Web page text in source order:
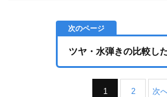
ツヤ・水弾きの比較し
1 2 次